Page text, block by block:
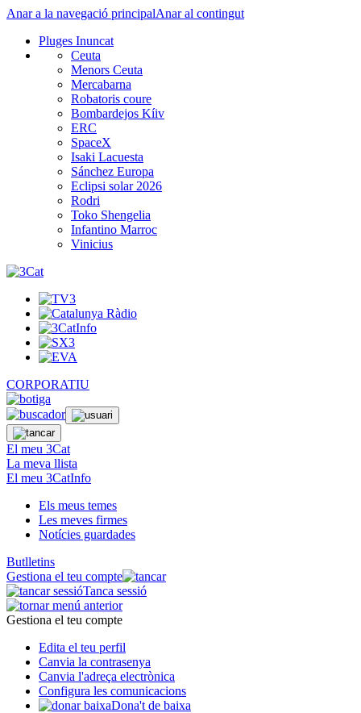
Anar a la navegació principalAnar al contingut
Pluges Inuncat
Ceuta
Menors Ceuta
Mercabarna
Robatoris coure
Bombardejos Kíiv
ERC
SpaceX
Isaki Lacuesta
Sánchez Europa
Eclipsi solar 2026
Rodri
Toko Shengelia
Infantino Marroc
Vinicius
CORPORATIU
El meu 3Cat
La meva llista
El meu 3CatInfo
Els meus temes
Les meves firmes
Notícies guardades
Butlletins
Gestiona el teu compte
Tanca sessió
Gestiona el teu compte
Edita el teu perfil
Canvia la contrasenya
Canvia l'adreça electrònica
Configura les comunicacions
Dona't de baixa